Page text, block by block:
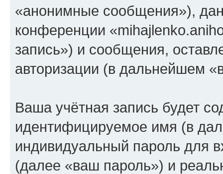
«анонимные сообщения»),
конференции
запись») и сообщения,
авторизации (в дальнейшем
Ваша учётная запись будет
идентифицируемое имя (в
индивидуальный пароль для
(далее «ваш пароль») и